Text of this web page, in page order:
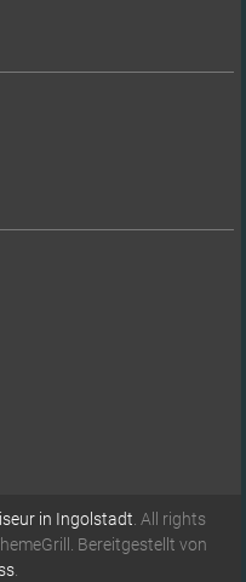
in Ingolstadt . All rights
Bereitgestellt von